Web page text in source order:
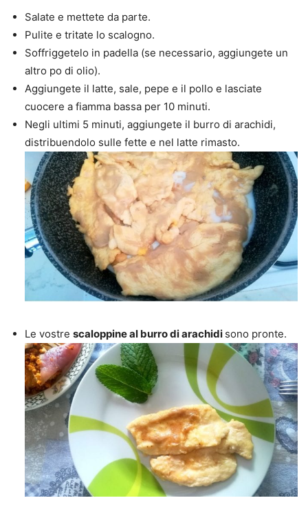
Salate e mettete da parte.
Pulite e tritate lo scalogno.
Soffriggetelo in padella (se necessario, aggiungete un
altro po di olio).
Aggiungete il latte, sale, pepe e il pollo e lasciate
cuocere a fiamma bassa per 10 minuti.
Negli ultimi 5 minuti, aggiungete il burro di arachidi,
distribuendolo sulle fette e nel latte rimasto.
Le vostre scaloppine al burro di arachidi sono pronte.